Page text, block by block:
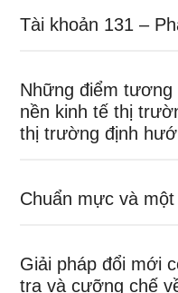
Tài khoản 131 –
Những điểm
nền kinh tế thị
thị trường định
Chuẩn mực và
Giải pháp đổi mới
tra và cưỡng chế